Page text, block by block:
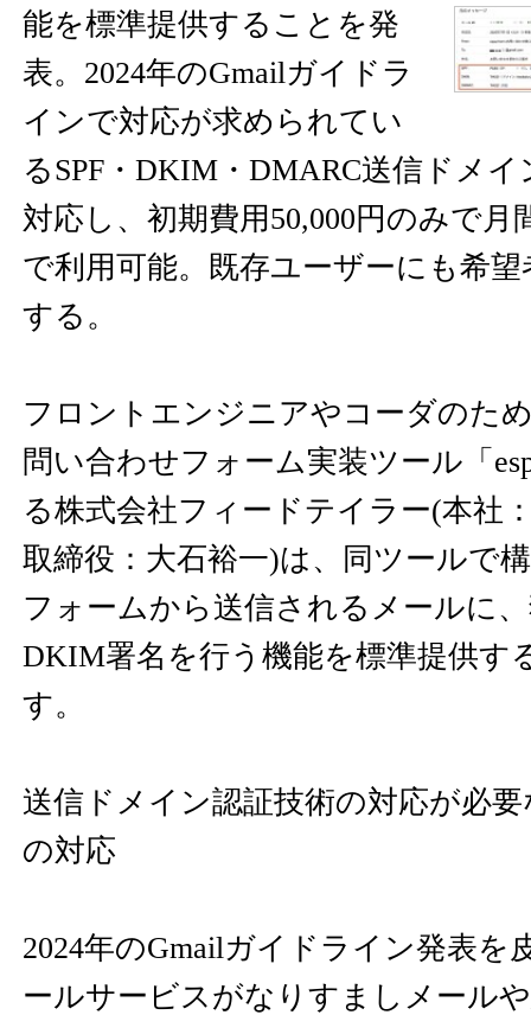
能を標準提供することを発
表。2024年のGmailガイドラ
インで対応が求められてい
るSPF・DKIM・DMARC送信ドメ
対応し、初期費用50,000円のみで月
で利用可能。既存ユーザーにも希
する。
フロントエンジニアやコーダのた
問い合わせフォーム実装ツール「
る株式会社フィードテイラー(本社
取締役：大石裕一)は、同ツールで
フォームから送信されるメールに
DKIM署名を行う機能を標準提供す
す。
送信ドメイン認証技術の対応が必要
の対応
2024年のGmailガイドライン発表を
ールサービスがなりすましメール